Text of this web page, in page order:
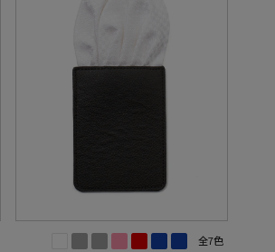
全7色